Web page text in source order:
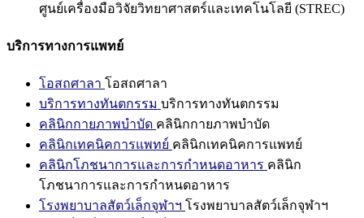
ศูนย์เครื่องมือวิจัยวิทยาศาสตร์และเทคโนโลยี (STREC)
บริการทางการแพทย์
โอสถศาลา โอสถศาลา
บริการทางทันตกรรม บริการทางทันตกรรม
คลินิกกายภาพบำบัด คลินิกกายภาพบำบัด
คลินิกเทคนิคการแพทย์ คลินิกเทคนิคการแพทย์
คลินิกโภชนาการและการกำหนดอาหาร คลินิก
โภชนาการและการกำหนดอาหาร
โรงพยาบาลสัตว์เล็กจุฬาฯ โรงพยาบาลสัตว์เล็กจุฬาฯ